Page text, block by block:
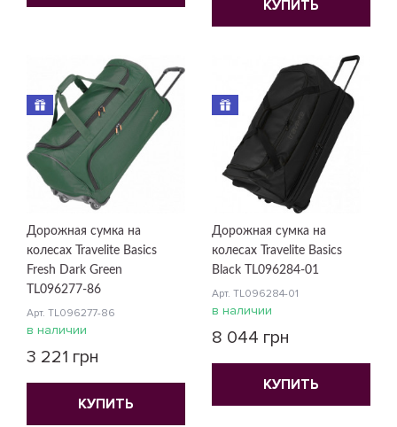
КУПИТЬ
Дорожная сумка на
колесах Travelite Basics
Fresh Dark Green
TL096277-86
Арт. TL096277-86
в наличии
3 221 грн
КУПИТЬ
Дорожная сумка на
колесах Travelite Basics
Black TL096284-01
Арт. TL096284-01
в наличии
8 044 грн
КУПИТЬ